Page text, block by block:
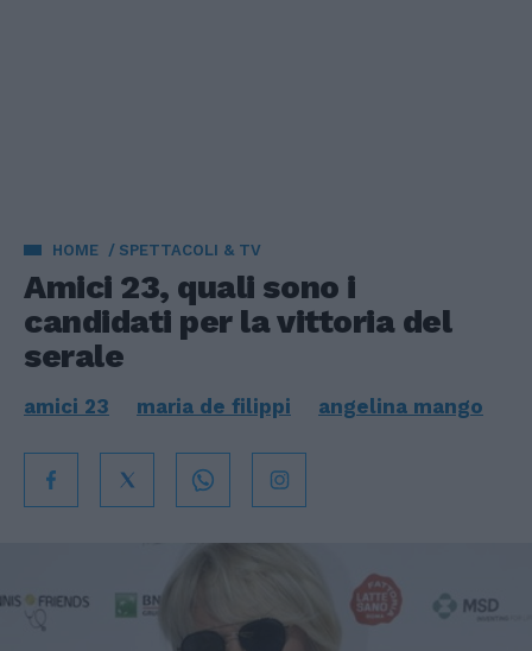
HOME SPETTACOLI & TV
Amici 23, quali sono i
candidati per la vittoria del
serale
amici 23 maria de filippi angelina mango